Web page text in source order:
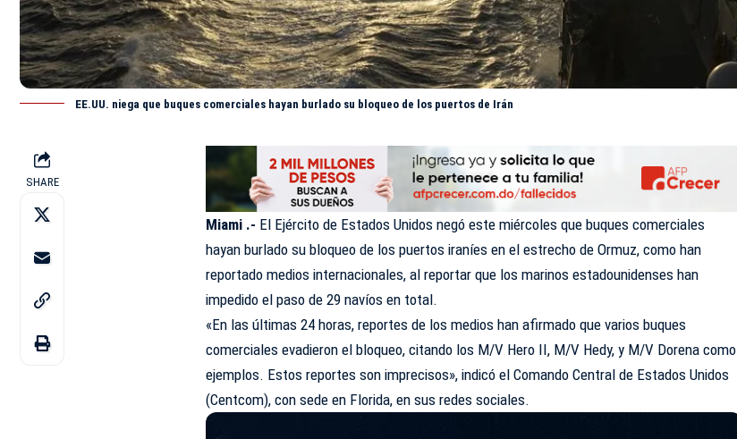
EE.UU. niega que buques comerciales hayan burlado su bloqueo de los puertos de Irán
SHARE
Miami .- El Ejército de Estados Unidos negó este miércoles que buques comerciales
hayan burlado su bloqueo de los puertos iraníes en el estrecho de Ormuz, como han
reportado medios internacionales, al reportar que los marinos estadounidenses han
impedido el paso de 29 navíos en total.
«En las últimas 24 horas, reportes de los medios han afirmado que varios buques
comerciales evadieron el bloqueo, citando los M/V Hero II, M/V Hedy, y M/V Dorena como
ejemplos. Estos reportes son imprecisos», indicó el Comando Central de Estados Unidos
(Centcom), con sede en Florida, en sus redes sociales.